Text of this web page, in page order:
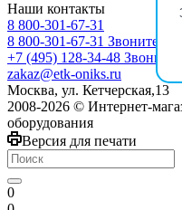
Наши контакты
8 800-301-67-31
8 800-301-67-31 Звоните с
+7 (495) 128-34-48 Звоните
zakaz@etk-oniks.ru
Москва, ул. Кетчерская,13
2008-2026 © Интернет-
оборудования
Версия для печати
0